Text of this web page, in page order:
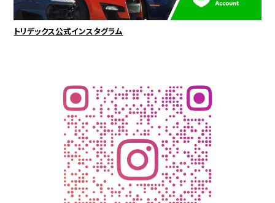
トリデックス公式インスタグラム